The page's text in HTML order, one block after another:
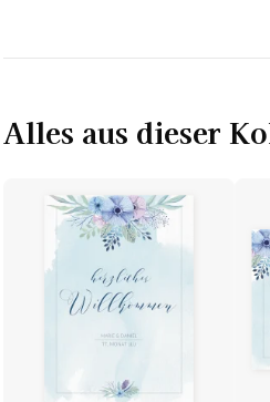
Alles aus dieser